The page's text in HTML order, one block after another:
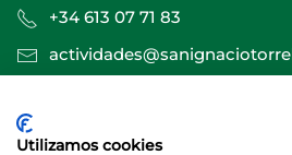
+34 613 07 71 83
Sitio web creado por
Utilizamos cookies